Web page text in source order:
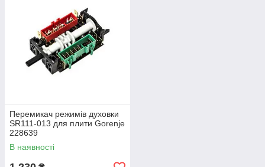
Перемикач режимів духовки
SR111-013 для плити Gorenje
228639
В наявності